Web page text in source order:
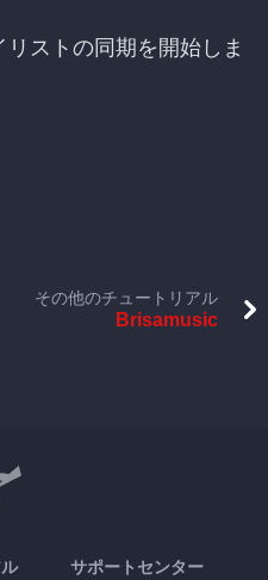
ストの同期を開始しま
その他のチュートリアル
Brisamusic
サポートセンター